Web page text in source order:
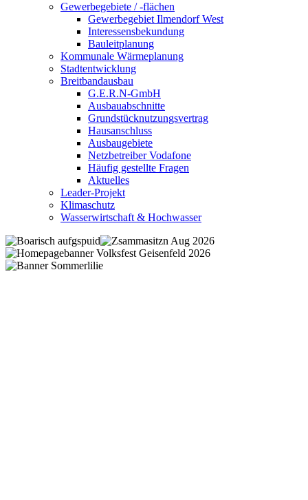
Gewerbegebiete / -flächen
Gewerbegebiet Ilmendorf West
Interessensbekundung
Bauleitplanung
Kommunale Wärmeplanung
Stadtentwicklung
Breitbandausbau
G.E.R.N-GmbH
Ausbauabschnitte
Grundstücknutzungsvertrag
Hausanschluss
Ausbaugebiete
Netzbetreiber Vodafone
Häufig gestellte Fragen
Aktuelles
Leader-Projekt
Klimaschutz
Wasserwirtschaft & Hochwasser